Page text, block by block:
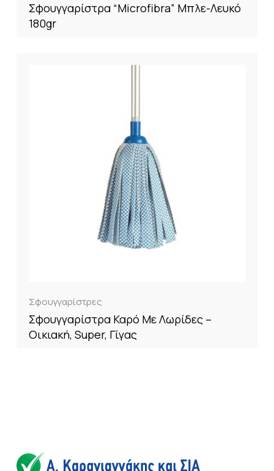
Σφουγγαρίστρα “Microfibra” Μπλε-Λευκό
180gr
Σφουγγαρίστρες
Σφουγγαρίστρα Καρό Με Λωρίδες –
Οικιακή, Super, Γίγας